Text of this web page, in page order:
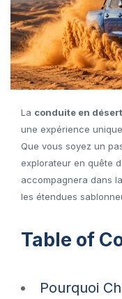
La conduite en
une expérience
Que vous soyez un
explorateur en quête
accompagnera dans
les étendues
Table of
Pourquoi